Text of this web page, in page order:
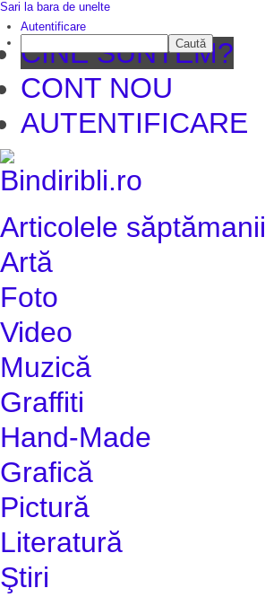
CINE SUNTEM?
CONT NOU
AUTENTIFICARE
Articolele săptămanii
Artă
Foto
Video
Muzică
Graffiti
Hand-Made
Grafică
Pictură
Literatură
Ştiri
Sari la bara de unelte
Autentificare
Caută